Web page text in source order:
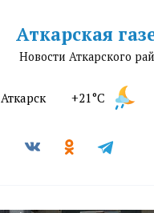
Аткарская
Новости Аткарского
Аткарск +21°C